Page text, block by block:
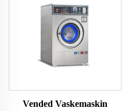
Vended Vaskemaskin